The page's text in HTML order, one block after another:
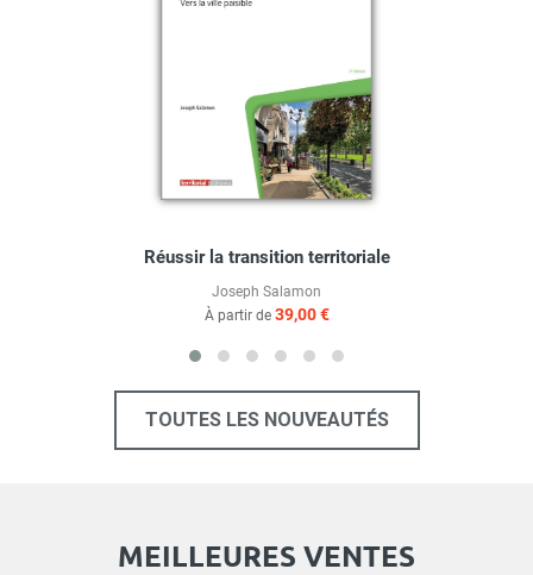
Réussir la transition territoriale
Joseph Salamon
À partir de 39,00 €
TOUTES LES NOUVEAUTÉS
MEILLEURES VENTES